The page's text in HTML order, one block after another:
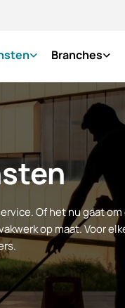
Branches
Of het nu gaat
op maat. Voor